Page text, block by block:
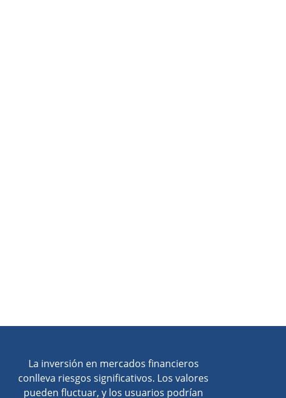
La inversión en mercados financieros
conlleva riesgos significativos. Los valores
pueden fluctuar, y los usuarios podrían